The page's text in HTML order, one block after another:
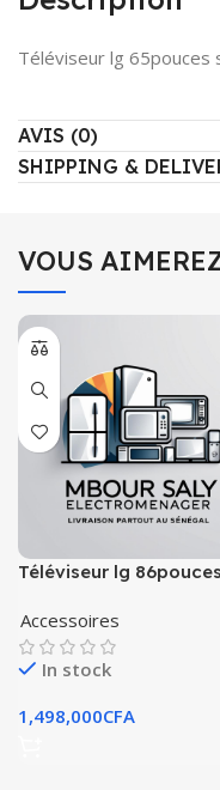
Téléviseur lg 65pouces
AVIS (0)
SHIPPING &
VOUS
Téléviseur lg 86pouces
Accessoires
In stock
1,498,000CFA